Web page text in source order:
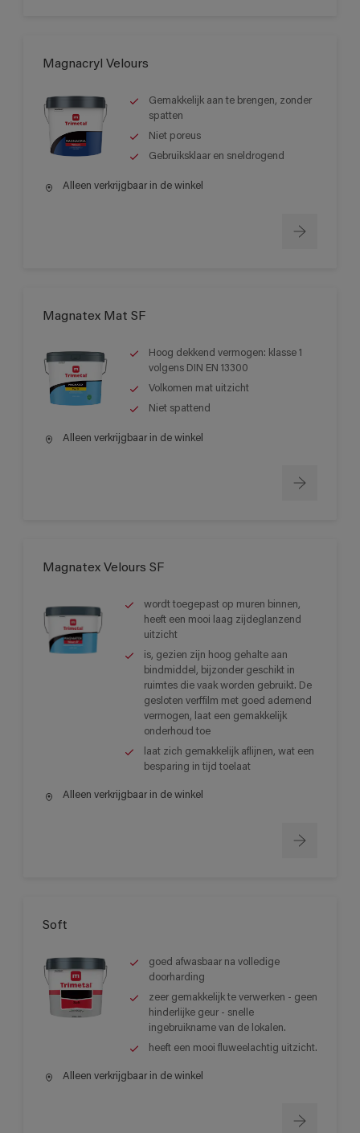
Magnacryl Velours
Gemakkelijk aan te brengen, zonder
spatten
Niet poreus
Gebruiksklaar en sneldrogend
Alleen verkrijgbaar in de winkel
Magnatex Mat SF
Hoog dekkend vermogen: klasse 1
volgens DIN EN 13300
Volkomen mat uitzicht
Niet spattend
Alleen verkrijgbaar in de winkel
Magnatex Velours SF
wordt toegepast op muren binnen,
heeft een mooi laag zijdeglanzend
uitzicht
is, gezien zijn hoog gehalte aan
bindmiddel, bijzonder geschikt in
ruimtes die vaak worden gebruikt. De
gesloten verffilm met goed ademend
vermogen, laat een gemakkelijk
onderhoud toe
laat zich gemakkelijk aflijnen, wat een
besparing in tijd toelaat
Alleen verkrijgbaar in de winkel
Soft
goed afwasbaar na volledige
doorharding
zeer gemakkelijk te verwerken - geen
hinderlijke geur - snelle
ingebruikname van de lokalen.
heeft een mooi fluweelachtig uitzicht.
Alleen verkrijgbaar in de winkel